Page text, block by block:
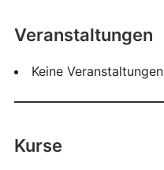
Veranstaltungen
Keine Veranstaltungen
Kurse